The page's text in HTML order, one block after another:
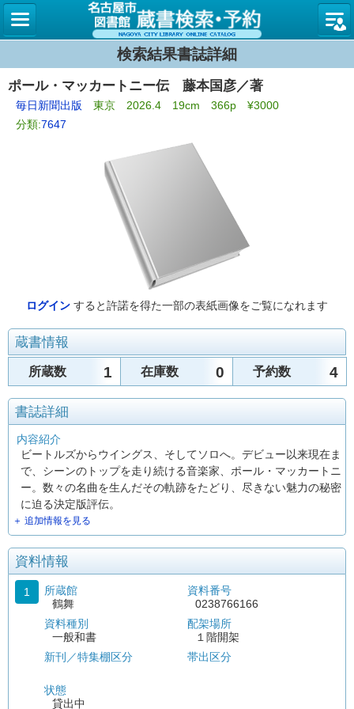
名古屋
検索結果書誌詳細
ポール・マッカートニー伝 藤本国彦／著
毎日新聞出版 東京 2026.4 19cm 366p ¥3000
分類:7647
ログイン すると許諾を得た一部の表紙画像をご覧になれます
蔵書情報
所蔵数 1 在庫数 0 予約数 4
書誌詳細
内容紹介
ビートルズからウイングス、そしてソロへ。デビュー以来現在ま
で、シーンのトップを走り続ける音楽家、ポール・マッカートニ
ー。数々の名曲を生んだその軌跡をたどり、尽きない魅力の秘密
に迫る決定版評伝。
＋ 追加情報を見る
資料情報
1
所蔵館
鶴舞
資料種別
一般和書
新刊／特集棚区分
状態
貸出中
資料番号
0238766166
配架場所
１階開架
帯出区分